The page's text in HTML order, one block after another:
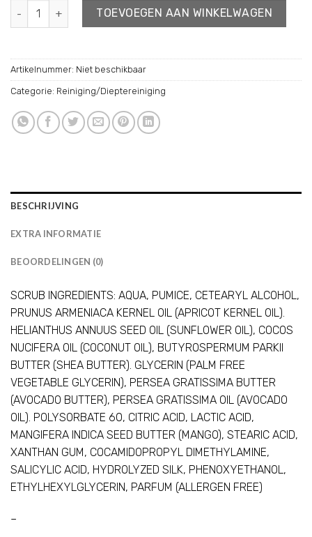
Gentle Scrub aantalTOEVOEGEN AAN WINKELWAGEN
Artikelnummer: Niet beschikbaar
Categorie: Reiniging/Dieptereiniging
BESCHRIJVING
EXTRA INFORMATIE
BEOORDELINGEN (0)
SCRUB INGREDIENTS: AQUA, PUMICE, CETEARYL ALCOHOL,
PRUNUS ARMENIACA KERNEL OIL (APRICOT KERNEL OIL).
HELIANTHUS ANNUUS SEED OIL (SUNFLOWER OIL), COCOS
NUCIFERA OIL (COCONUT OIL), BUTYROSPERMUM PARKII
BUTTER (SHEA BUTTER). GLYCERIN (PALM FREE
VEGETABLE GLYCERIN), PERSEA GRATISSIMA BUTTER
(AVOCADO BUTTER), PERSEA GRATISSIMA OIL (AVOCADO
OIL). POLYSORBATE 60, CITRIC ACID, LACTIC ACID,
MANGIFERA INDICA SEED BUTTER (MANGO), STEARIC ACID,
XANTHAN GUM, COCAMIDOPROPYL DIMETHYLAMINE,
SALICYLIC ACID, HYDROLYZED SILK, PHENOXYETHANOL,
ETHYLHEXYLGLYCERIN, PARFUM (ALLERGEN FREE)
–